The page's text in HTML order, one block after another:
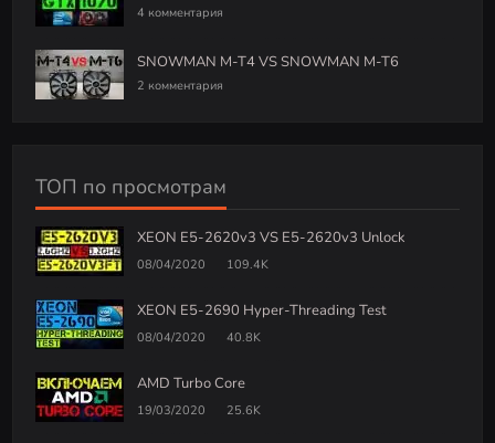
4 комментария
SNOWMAN M-T4 VS SNOWMAN M-T6
2 комментария
ТОП по просмотрам
XEON E5-2620v3 VS E5-2620v3 Unlock
08/04/2020 109.4K
XEON E5-2690 Hyper-Threading Test
08/04/2020 40.8K
AMD Turbo Core
19/03/2020 25.6K